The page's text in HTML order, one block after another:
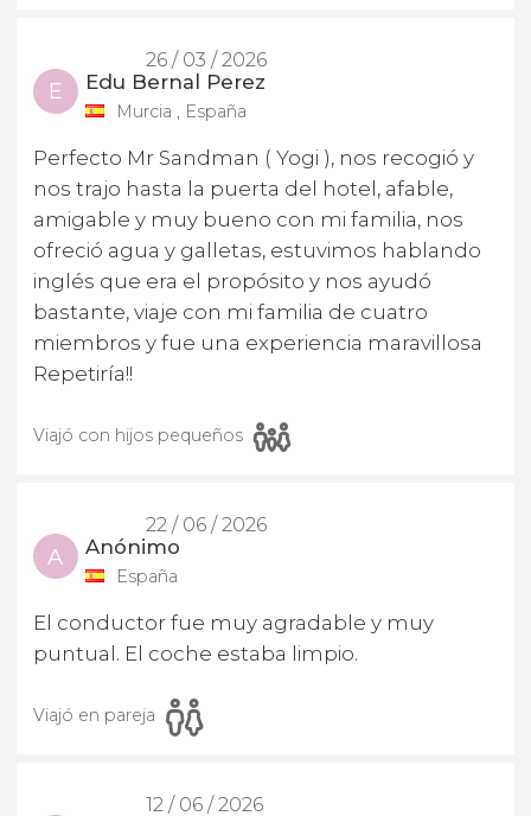
26 / 03 / 2026
E Edu Bernal Perez
Murcia , España
Perfecto Mr Sandman ( Yogi ), nos recogió y
nos trajo hasta la puerta del hotel, afable,
amigable y muy bueno con mi familia, nos
ofreció agua y galletas, estuvimos hablando
inglés que era el propósito y nos ayudó
bastante, viaje con mi familia de cuatro
miembros y fue una experiencia maravillosa
Repetiría!!
Viajó con hijos pequeños
22 / 06 / 2026
A Anónimo
España
El conductor fue muy agradable y muy
puntual. El coche estaba limpio.
Viajó en pareja
12 / 06 / 2026